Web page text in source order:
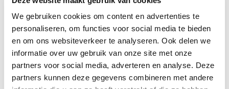
We gebruiken cookies om content en advertenties te
personaliseren, om functies voor social media te bieden
en om ons websiteverkeer te analyseren. Ook delen we
informatie over uw gebruik van onze site met onze
partners voor social media, adverteren en analyse. Deze
partners kunnen deze gegevens combineren met andere